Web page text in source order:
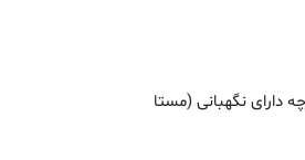
دارای نگهبانی (مستا